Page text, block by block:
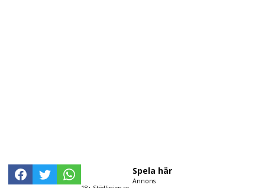
Spela här
Annons